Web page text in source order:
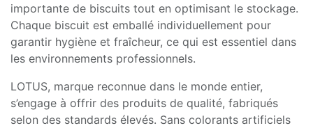
importante de biscuits tout en optimisant le stockage.
Chaque biscuit est emballé individuellement pour
garantir hygiène et fraîcheur, ce qui est essentiel dans
les environnements professionnels.
LOTUS, marque reconnue dans le monde entier,
s’engage à offrir des produits de qualité, fabriqués
selon des standards élevés. Sans colorants artificiels